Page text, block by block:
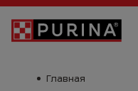
Skip to main content
Главная